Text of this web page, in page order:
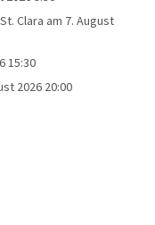
Clara am 7. August
15:30
2026 20:00